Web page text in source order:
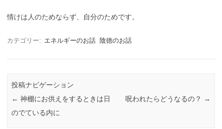
情けは人のためならず、自分のためです。
カテゴリー: エネルギーのお話 陰徳のお話
投稿ナビゲーション
← 神棚にお供えをするときは日
のでている内に
呪われたらどうなるの？ →